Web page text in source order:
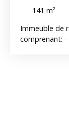
141 m²
Immeuble de
comprenant: